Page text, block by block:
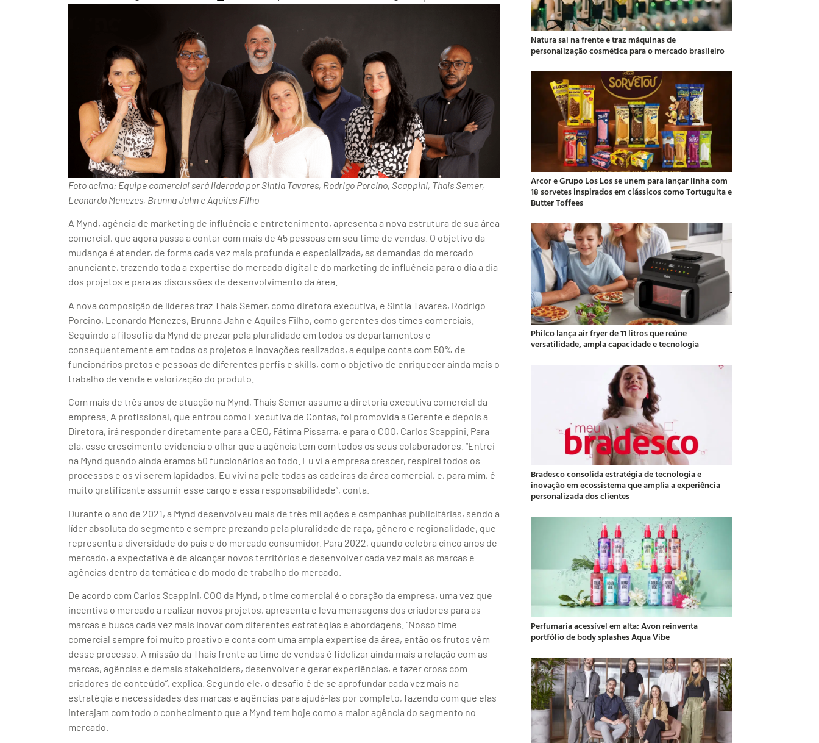
Foto acima: Equipe comercial será liderada por Sintia Tavares, Rodrigo Porcino, Scappini, Thais Semer,
Leonardo Menezes, Brunna Jahn e Aquiles Filho
A Mynd, agência de marketing de influência e entretenimento, apresenta a nova estrutura de sua área
comercial, que agora passa a contar com mais de 45 pessoas em seu time de vendas. O objetivo da
mudança é atender, de forma cada vez mais profunda e especializada, as demandas do mercado
anunciante, trazendo toda a expertise do mercado digital e do marketing de influência para o dia a dia
dos projetos e para as discussões de desenvolvimento da área.
A nova composição de líderes traz Thais Semer, como diretora executiva, e Sintia Tavares, Rodrigo
Porcino, Leonardo Menezes, Brunna Jahn e Aquiles Filho, como gerentes dos times comerciais.
Seguindo a filosofia da Mynd de prezar pela pluralidade em todos os departamentos e
consequentemente em todos os projetos e inovações realizados, a equipe conta com 50% de
funcionários pretos e pessoas de diferentes perfis e skills, com o objetivo de enriquecer ainda mais o
trabalho de venda e valorização do produto.
Com mais de três anos de atuação na Mynd, Thais Semer assume a diretoria executiva comercial da
empresa. A profissional, que entrou como Executiva de Contas, foi promovida a Gerente e depois a
Diretora, irá responder diretamente para a CEO, Fátima Pissarra, e para o COO, Carlos Scappini. Para
ela, esse crescimento evidencia o olhar que a agência tem com todos os seus colaboradores. “Entrei
na Mynd quando ainda éramos 50 funcionários ao todo. Eu vi a empresa crescer, respirei todos os
processos e os vi serem lapidados. Eu vivi na pele todas as cadeiras da área comercial, e, para mim, é
muito gratificante assumir esse cargo e essa responsabilidade”, conta.
Durante o ano de 2021, a Mynd desenvolveu mais de três mil ações e campanhas publicitárias, sendo a
líder absoluta do segmento e sempre prezando pela pluralidade de raça, gênero e regionalidade, que
representa a diversidade do país e do mercado consumidor. Para 2022, quando celebra cinco anos de
mercado, a expectativa é de alcançar novos territórios e desenvolver cada vez mais as marcas e
agências dentro da temática e do modo de trabalho do mercado.
De acordo com Carlos Scappini, COO da Mynd, o time comercial é o coração da empresa, uma vez que
incentiva o mercado a realizar novos projetos, apresenta e leva mensagens dos criadores para as
marcas e busca cada vez mais inovar com diferentes estratégias e abordagens. “Nosso time
comercial sempre foi muito proativo e conta com uma ampla expertise da área, então os frutos vêm
desse processo. A missão da Thais frente ao time de vendas é fidelizar ainda mais a relação com as
marcas, agências e demais stakeholders, desenvolver e gerar experiências, e fazer cross com
criadores de conteúdo”, explica. Segundo ele, o desafio é de se aprofundar cada vez mais na
estratégia e necessidades das marcas e agências para ajudá-las por completo, fazendo com que elas
interajam com todo o conhecimento que a Mynd tem hoje como a maior agência do segmento no
mercado.
Natura sai na frente e traz máquinas de
personalização cosmética para o mercado brasileiro
Arcor e Grupo Los Los se unem para lançar linha com
18 sorvetes inspirados em clássicos como Tortuguita e
Butter Toffees
Philco lança air fryer de 11 litros que reúne
versatilidade, ampla capacidade e tecnologia
Bradesco consolida estratégia de tecnologia e
inovação em ecossistema que amplia a experiência
personalizada dos clientes
Perfumaria acessível em alta: Avon reinventa
portfólio de body splashes Aqua Vibe